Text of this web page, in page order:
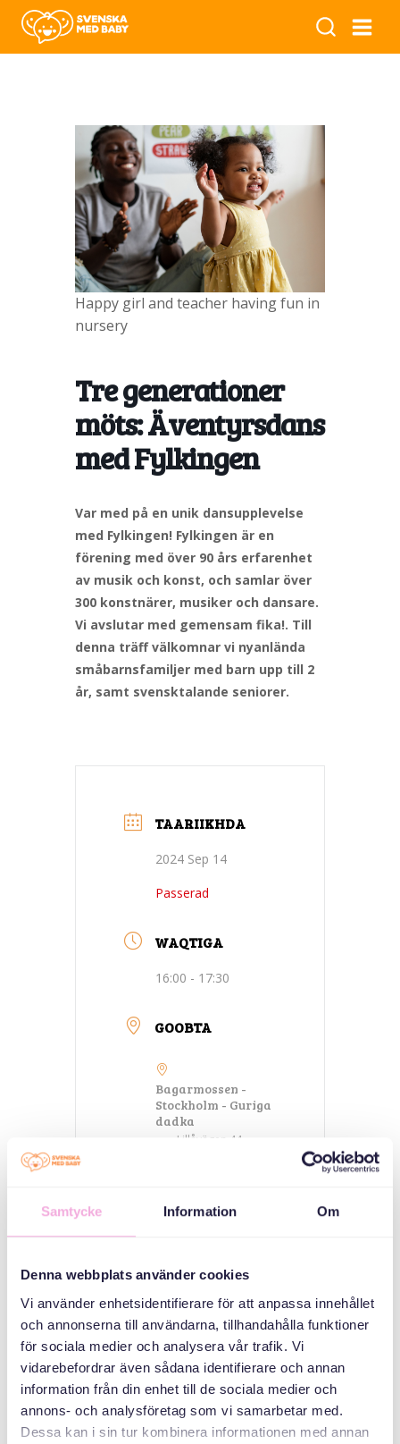
Samtycke Information Om
Denna webbplats använder cookies
Vi använder enhetsidentifierare för att anpassa innehållet
och annonserna till användarna, tillhandahålla funktioner
för sociala medier och analysera vår trafik. Vi
vidarebefordrar även sådana identifierare och annan
information från din enhet till de sociala medier och
annons- och analysföretag som vi samarbetar med.
Dessa kan i sin tur kombinera informationen med annan
Happy girl and teacher having fun in
nursery
Tre generationer
möts: Äventyrsdans
med Fylkingen
Var med på en unik dansupplevelse
med Fylkingen! Fylkingen är en
förening med över 90 års erfarenhet
av musik och konst, och samlar över
300 konstnärer, musiker och dansare.
Vi avslutar med gemensam fika!. Till
denna träff välkomnar vi nyanlända
småbarnsfamiljer med barn upp till 2
år, samt svensktalande seniorer.
TAARIIKHDA
2024 Sep 14
Passerad
WAQTIGA
16:00 - 17:30
GOOBTA
Bagarmossen -
Stockholm - Guriga
dadka
Lillåvägen 44
QAYBAHA
kulmaya
ABAABULAHA